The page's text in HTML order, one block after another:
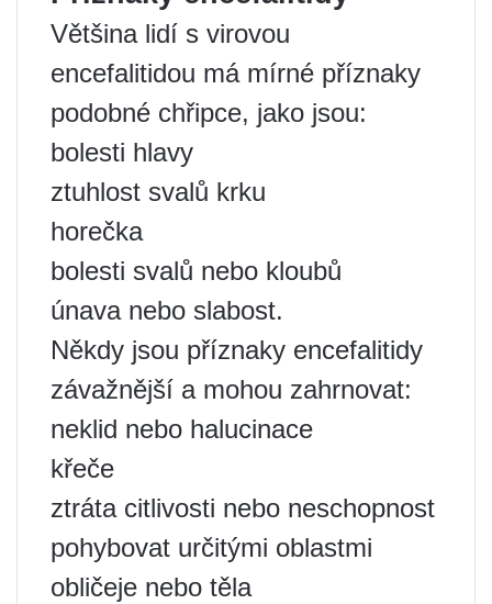
Většina lidí s virovou
encefalitidou má mírné příznaky
podobné chřipce, jako jsou:
bolesti hlavy
ztuhlost svalů krku
horečka
bolesti svalů nebo kloubů
únava nebo slabost.
Někdy jsou příznaky encefalitidy
závažnější a mohou zahrnovat:
neklid nebo halucinace
křeče
ztráta citlivosti nebo neschopnost
pohybovat určitými oblastmi
obličeje nebo těla